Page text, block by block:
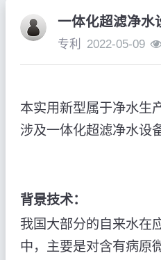
一体化超滤净水
专利 2022-05-09
本实用新型属于净水生
涉及一体化超滤净水设备
背景技术：
我国大部分的自来水在
中，主要是对含有病原